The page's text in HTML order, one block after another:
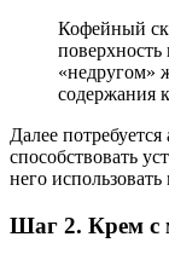
Кофейный
«недругом»
содержания
Далее
способствовать
него
Шаг 2. Крем с